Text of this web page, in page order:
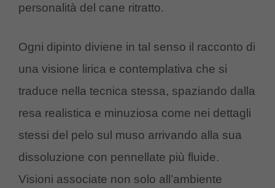
personalità del cane ritratto.
Ogni dipinto diviene in tal senso il racconto di
una visione lirica e contemplativa che si
traduce nella tecnica stessa, spaziando dalla
resa realistica e minuziosa come nei dettagli
stessi del pelo sul muso arrivando alla sua
dissoluzione con pennellate più fluide.
Visioni associate non solo all’ambiente